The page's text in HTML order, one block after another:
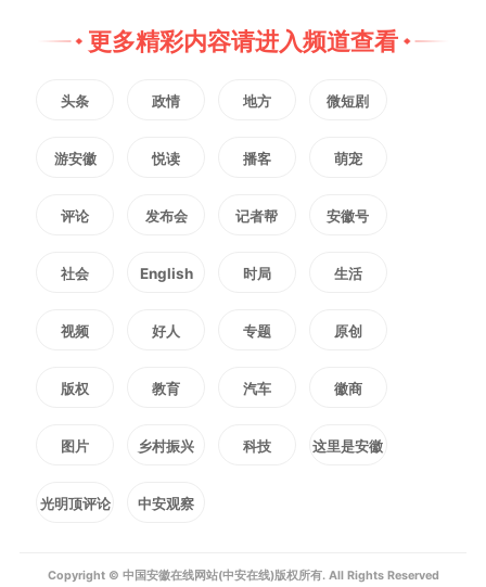
痕。此外，也可外涂止疼、止痒的
乳霜（如清凉油、含炉甘石成分的
编辑：
更多精彩内容请进入频道查看
头条 政情 地方 微短剧
游安徽 悦读 播客 萌宠
评论 发布会 记者帮 安徽号
社会 English 时局 生活
视频 好人 专题 原创
版权 教育 汽车 徽商
图片 乡村振兴 科技 这里是安徽
光明顶评论 中安观察
Copyright © 中国安徽在线网站(中安在线)版权所有. All Rights Reserved